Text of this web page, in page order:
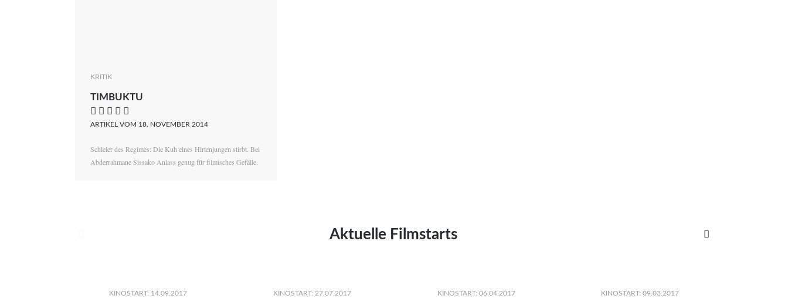
KRITIK
TIMBUKTU
    
ARTIKEL VOM 18. NOVEMBER 2014
Schleier des Regimes: Die Kuh eines Hirtenjungen stirbt. Bei
Abderrahmane Sissako Anlass genug für filmisches Gefälle.
Aktuelle Filmstarts 
KINOSTART: 14.09.2017 KINOSTART: 27.07.2017 KINOSTART: 06.04.2017 KINOSTART: 09.03.2017